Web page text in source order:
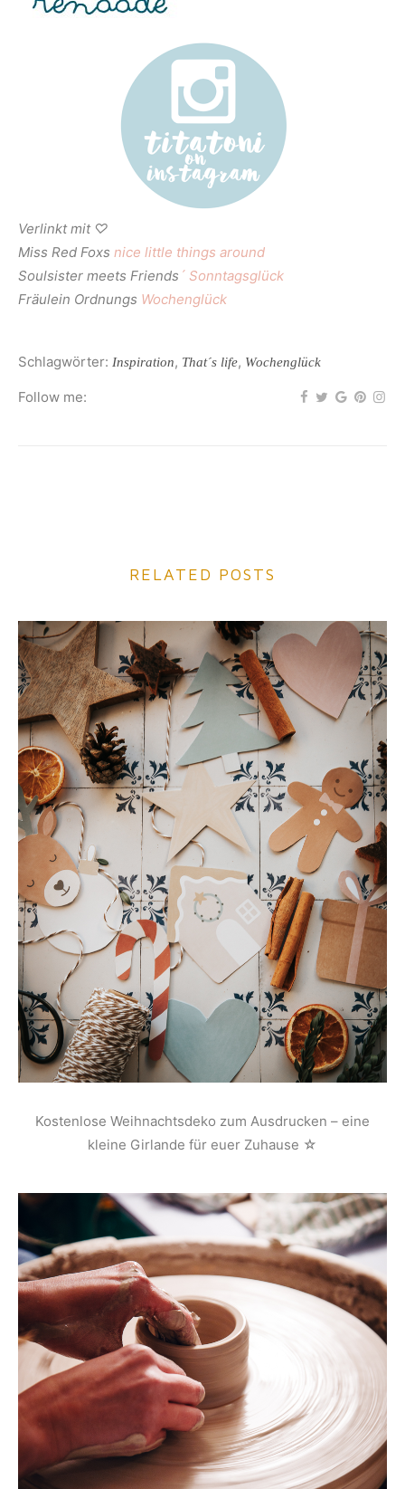
Verlinkt mit ♡
Miss Red Foxs nice little things around
Soulsister meets Friends ´ Sonntagsglück
Fräulein Ordnungs Wochenglück
Schlagwörter: Inspiration, That´s life, Wochenglück
Follow me:
RELATED POSTS
Kostenlose Weihnachtsdeko zum Ausdrucken – eine
kleine Girlande für euer Zuhause ☆